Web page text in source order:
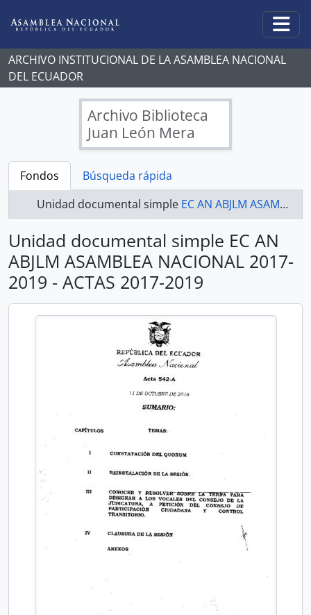
ARCHIVO INSTITUCIONAL DE LA ASAMBLEA NACIONAL
DEL ECUADOR
Archivo Biblioteca
Juan León Mera
Fondos
Búsqueda rápida
Unidad documental simple EC AN ABJLM ASAMBLEA NACIONAL 2017-2019 - ACTAS 2017-2019
Unidad documental simple EC AN
ABJLM ASAMBLEA NACIONAL 2017-
2019 - ACTAS 2017-2019